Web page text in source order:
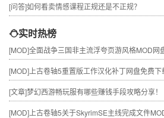
[问答]如何看卖情感课程正规还是不正规？
实时热榜
[MOD]全面战争三国非主流浮夸页游风格MOD网
[MOD] 上古卷轴5重置版工作汉化补丁网盘免费下
[文章]梦幻西游畅玩服有哪些赚钱手段攻略分享！
[MOD] 上古卷轴5关于SkyrimSE主线完成文件